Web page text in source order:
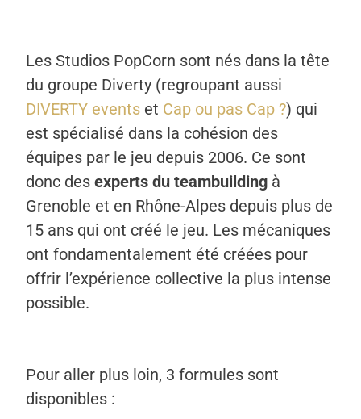
Les Studios PopCorn sont nés dans la tête
du groupe Diverty (regroupant aussi
DIVERTY events et Cap ou pas Cap ?) qui
est spécialisé dans la cohésion des
équipes par le jeu depuis 2006. Ce sont
donc desexperts du teambuilding à
Grenoble et en Rhône-Alpes depuis plus de
15 ans qui ont créé le jeu. Les mécaniques
ont fondamentalement été créées pour
offrir l’expérience collective la plus intense
possible.
Pour aller plus loin, 3 formules sont
disponibles :